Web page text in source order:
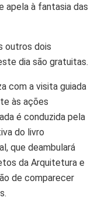
apela à fantasia das
outros dois
dia são gratuitas.
com a visita guiada
às ações
é conduzida pela
do livro
que deambulará
da Arquitetura e
de comparecer